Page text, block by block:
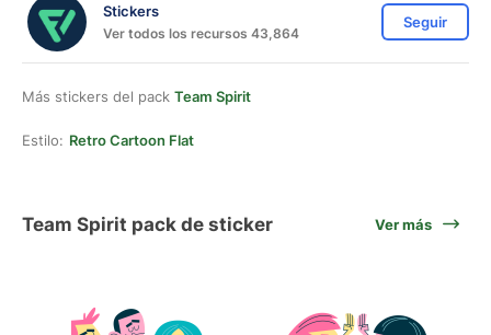
Stickers
Ver todos los recursos 43,864
Seguir
Más stickers del pack Team Spirit
Estilo: Retro Cartoon Flat
Team Spirit pack de sticker Ver más